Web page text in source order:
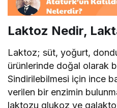
Laktoz Nedir,
Laktoz; süt, yoğurt,
ürünlerinde doğal olarak
Sindirilebilmesi için ince
verilen bir enzimin
laktozu glukoz ve